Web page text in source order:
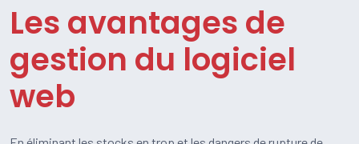
Les avantages de
gestion du logiciel
web